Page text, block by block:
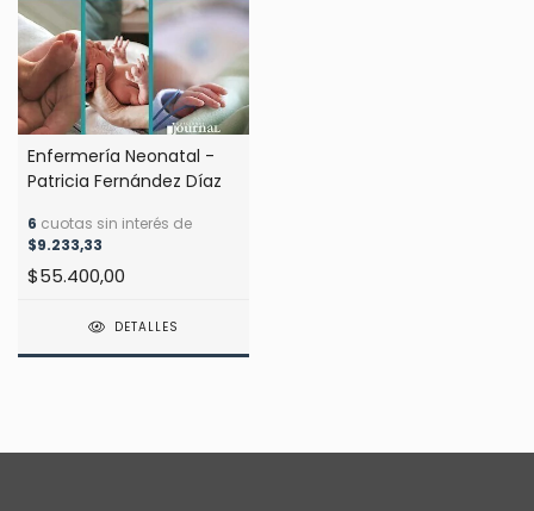
Enfermería Neonatal -
Patricia Fernández Díaz
6 cuotas sin interés de
$9.233,33
$55.400,00
DETALLES